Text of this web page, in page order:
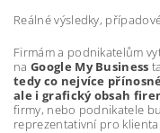
Reálné výsledky,
Firmám a podnikatelům
na Google My Business
tedy co nejvíce
ale i grafický obsah
firmy, nebo podnikatele
reprezentativní pro klienta.